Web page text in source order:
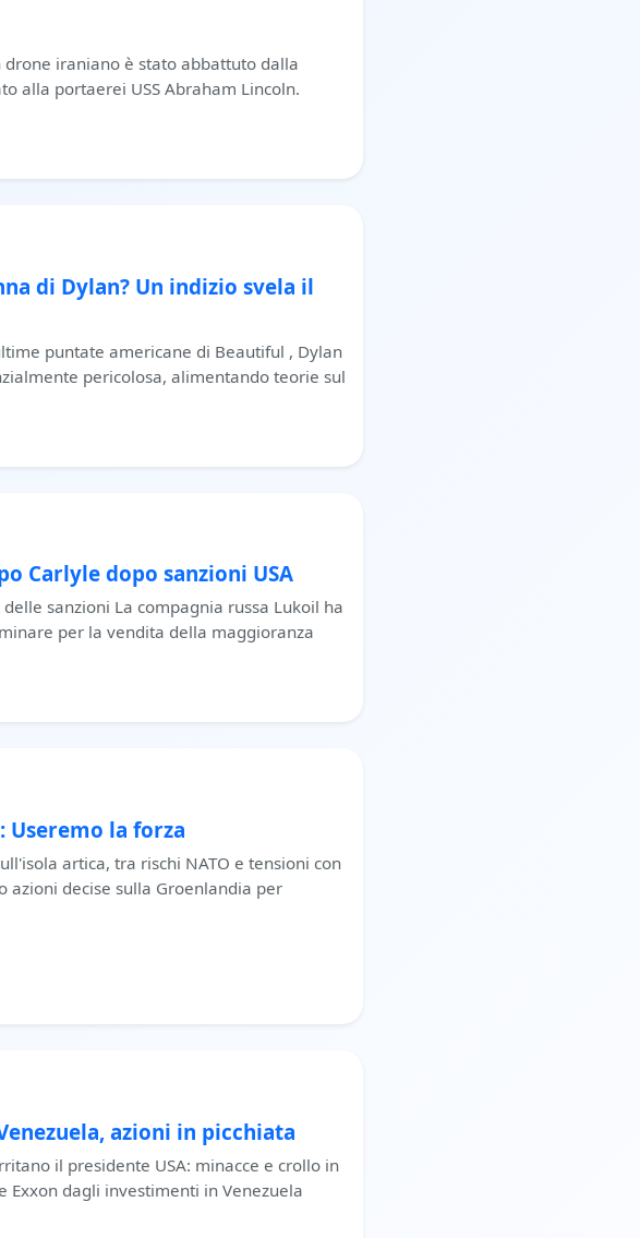
iraniano è stato abbattuto dalla
alla portaerei USS Abraham Lincoln.
di Dylan? Un indizio svela il
puntate americane di Beautiful , Dylan
pericolosa, alimentando teorie sul
Carlyle dopo sanzioni USA
sanzioni La compagnia russa Lukoil ha
per la vendita della maggioranza
Useremo la forza
artica, tra rischi NATO e tensioni con
azioni decise sulla Groenlandia per
azioni in picchiata
il presidente USA: minacce e crollo in
Exxon dagli investimenti in Venezuela